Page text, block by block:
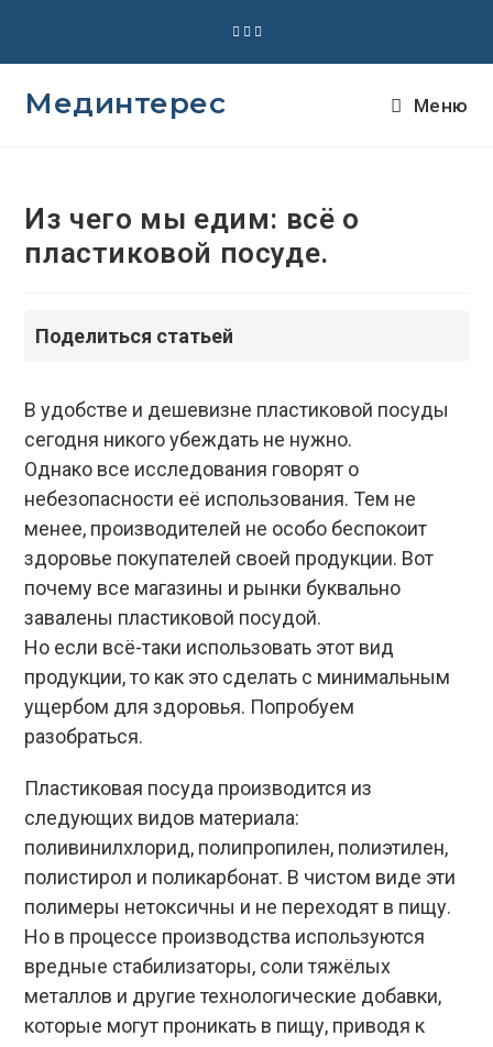
Мединтерес Меню
Из чего мы едим: всё о
пластиковой посуде.
Поделиться статьей
В удобстве и дешевизне пластиковой посуды
сегодня никого убеждать не нужно.
Однако все исследования говорят о
небезопасности её использования. Тем не
менее, производителей не особо беспокоит
здоровье покупателей своей продукции. Вот
почему все магазины и рынки буквально
завалены пластиковой посудой.
Но если всё-таки использовать этот вид
продукции, то как это сделать с минимальным
ущербом для здоровья. Попробуем
разобраться.
Пластиковая посуда производится из
следующих видов материала:
поливинилхлорид, полипропилен, полиэтилен,
полистирол и поликарбонат. В чистом виде эти
полимеры нетоксичны и не переходят в пищу.
Но в процессе производства используются
вредные стабилизаторы, соли тяжёлых
металлов и другие технологические добавки,
которые могут проникать в пищу, приводя к